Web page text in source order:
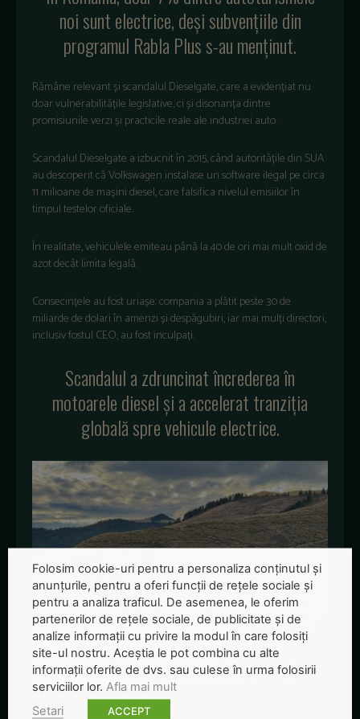
noi sunt electrice, deși subvențiile din
programul Rabla Plus s-au menținut.
Rămâne relevant și scandalul Dieselgate, care a evidențiat nu
doar vulnerabilitățile legislative, ci și disonanța dintre
promisiunile verzi și practicile reale ale industriei auto.
Scandalul Dieselgate a izbucnit în 2015, când autoritățile din SUA
au descoperit că Volkswagen instalase un software ilegal pe circa
11 milioane de mașini diesel, care falsifica nivelul emisiilor în
timpul testelor oficiale.
În realitate, vehiculele emiteau până la 40 de ori mai mult oxid de
azot decât limita legală.
Consecințele au fost uriașe: compania a plătit peste 30 de
miliarde de dolari în amenzi și despăgubiri, iar mai mulți directori,
inclusiv fostul CEO, au fost inculpați.
Scandalul a zdruncinat încrederea în
motoarele diesel și a accelerat tranziția
globală spre vehicule electrice.
Foto: Despădurire Vatra Moldoviței, Suceava, ©Agent Green
Folosim cookie-uri pentru a personaliza conținutul și
anunțurile, pentru a oferi funcții de rețele sociale și
pentru a analiza traficul. De asemenea, le oferim
partenerilor de rețele sociale, de publicitate și de
analize informații cu privire la modul în care folosiți
site-ul nostru. Aceștia le pot combina cu alte
informații oferite de dvs. sau culese în urma folosirii
serviciilor lor. Afla mai mult
Setari
ACCEPT